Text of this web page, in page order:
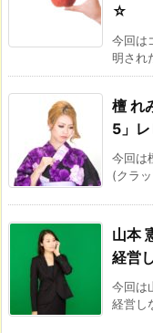
☆
今回は
明され
檀 れ
5」
今回は
(クラ
山本
経営
今回は
経営し